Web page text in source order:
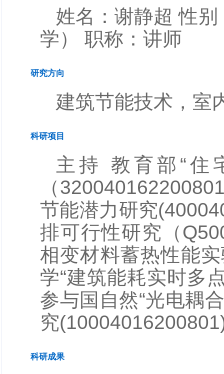
姓名：谢静超 性
学） 职称：讲师
研究方向
建筑节能技术，室
科研项目
主持 教育部“住
（
节能潜力研究
排可行性研究（
相变材料蓄热性能
学“建筑能耗实时多
参与国自然“光电耦
究
科研成果